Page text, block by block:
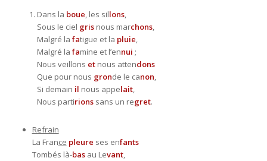
Dans la boue, les sillons,
Sous le ciel grisnous marchons,
Malgré la fatigue et la pluie,
Malgré la famine et l’ennui ;
Nous veillons etnous attendons
Que pour nous gronde le canon,
Si demain il nous appelait,
Nous partirionssans un regret.
Refrain
La France pleure ses enfants
Tombés là-basau Levant,